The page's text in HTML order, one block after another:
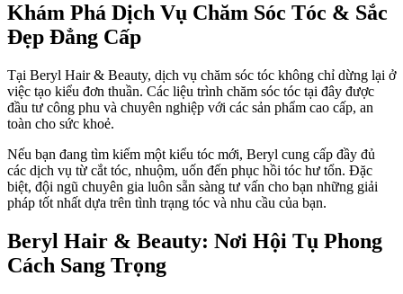
Khám Phá Dịch Vụ Chăm Sóc Tóc & Sắc
Đẹp Đẳng Cấp
Tại Beryl Hair & Beauty, dịch vụ chăm sóc tóc không chỉ dừng lại ở
việc tạo kiểu đơn thuần. Các liệu trình chăm sóc tóc tại đây được
đầu tư công phu và chuyên nghiệp với các sản phẩm cao cấp, an
toàn cho sức khoẻ.
Nếu bạn đang tìm kiếm một kiểu tóc mới, Beryl cung cấp đầy đủ
các dịch vụ từ cắt tóc, nhuộm, uốn đến phục hồi tóc hư tổn. Đặc
biệt, đội ngũ chuyên gia luôn sẵn sàng tư vấn cho bạn những giải
pháp tốt nhất dựa trên tình trạng tóc và nhu cầu của bạn.
Beryl Hair & Beauty: Nơi Hội Tụ Phong
Cách Sang Trọng